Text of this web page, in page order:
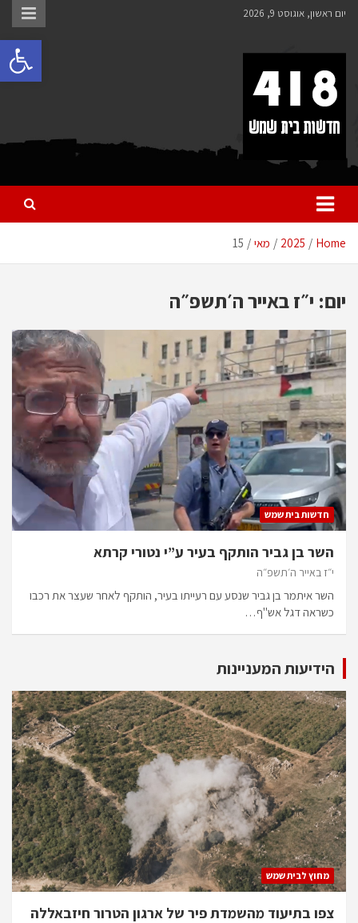
לתוכן
יום ראשון, אוגוסט 9, 2026
418 – חדשות בית שמש
כל מה שחדש ומעניין בבית שמש בכלל והחרדית בפרט
Home
2025 מאי 15
יום: י״ז באייר ה׳תשפ״ה
חדשות בית שמש
השר בן גביר הותקף בעיר ע”י נטורי קרתא
י״ז באייר ה׳תשפ״ה
השר איתמר בן גביר שנסע עם רעייתו בעיר, הותקף לאחר שעצר את רכבו
כשראה דגל אש"ף…
הידיעות המעניינות
מחוץ לבית שמש
צפו בתיעוד מהשמדת פיר של ארגון הטרור חיזבאללה